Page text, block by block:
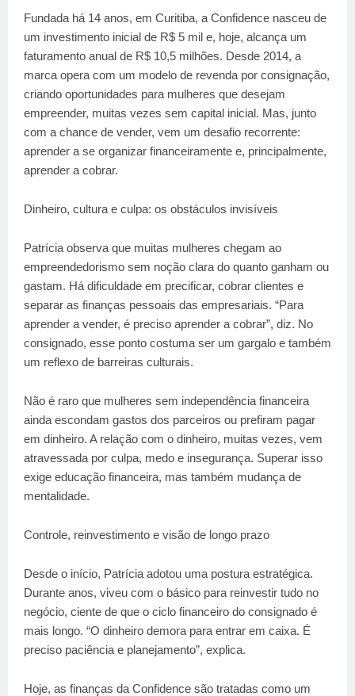
Fundada há 14 anos, em Curitiba, a Confidence nasceu de
um investimento inicial de R$ 5 mil e, hoje, alcança um
faturamento anual de R$ 10,5 milhões. Desde 2014, a
marca opera com um modelo de revenda por consignação,
criando oportunidades para mulheres que desejam
empreender, muitas vezes sem capital inicial. Mas, junto
com a chance de vender, vem um desafio recorrente:
aprender a se organizar financeiramente e, principalmente,
aprender a cobrar.
Dinheiro, cultura e culpa: os obstáculos invisíveis
Patrícia observa que muitas mulheres chegam ao
empreendedorismo sem noção clara do quanto ganham ou
gastam. Há dificuldade em precificar, cobrar clientes e
separar as finanças pessoais das empresariais. “Para
aprender a vender, é preciso aprender a cobrar”, diz. No
consignado, esse ponto costuma ser um gargalo e também
um reflexo de barreiras culturais.
Não é raro que mulheres sem independência financeira
ainda escondam gastos dos parceiros ou prefiram pagar
em dinheiro. A relação com o dinheiro, muitas vezes, vem
atravessada por culpa, medo e insegurança. Superar isso
exige educação financeira, mas também mudança de
mentalidade.
Controle, reinvestimento e visão de longo prazo
Desde o início, Patrícia adotou uma postura estratégica.
Durante anos, viveu com o básico para reinvestir tudo no
negócio, ciente de que o ciclo financeiro do consignado é
mais longo. “O dinheiro demora para entrar em caixa. É
preciso paciência e planejamento”, explica.
Hoje, as finanças da Confidence são tratadas como um